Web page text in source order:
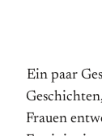
Ein paar
Frauen